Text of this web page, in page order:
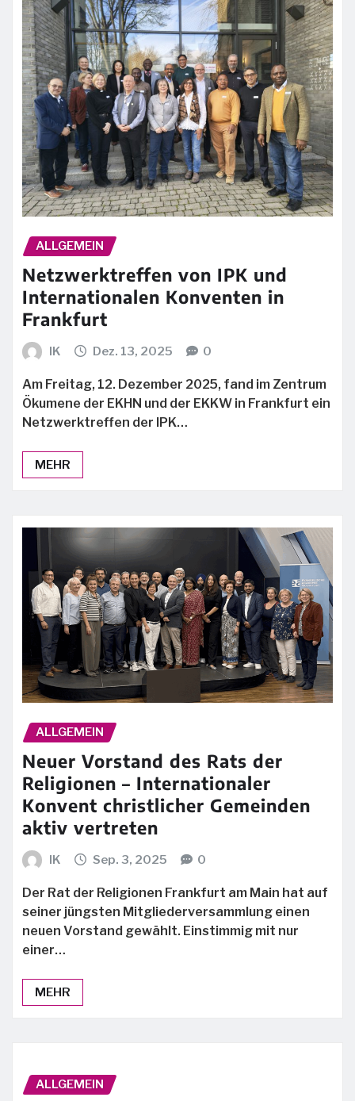
ALLGEMEIN
Netzwerktreffen von IPK und
Internationalen Konventen in
Frankfurt
IK Dez. 13, 2025 0
Am Freitag, 12. Dezember 2025, fand im Zentrum
Ökumene der EKHN und der EKKW in Frankfurt ein
Netzwerktreffen der IPK…
MEHR
ALLGEMEIN
Neuer Vorstand des Rats der
Religionen – Internationaler
Konvent christlicher Gemeinden
aktiv vertreten
IK Sep. 3, 2025 0
Der Rat der Religionen Frankfurt am Main hat auf
seiner jüngsten Mitgliederversammlung einen
neuen Vorstand gewählt. Einstimmig mit nur
einer…
MEHR
ALLGEMEIN